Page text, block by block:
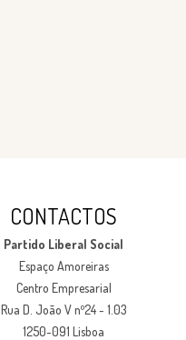
CONTACTOS
Partido Liberal Social
Espaço Amoreiras
Centro Empresarial
Rua D. João V nº24 - 1.03
1250-091 Lisboa